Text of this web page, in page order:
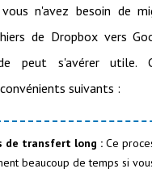
vous n'avez besoin de
de Dropbox vers
peut s'avérer utile.
suivants :
de transfert long :Ce
beaucoup de temps si